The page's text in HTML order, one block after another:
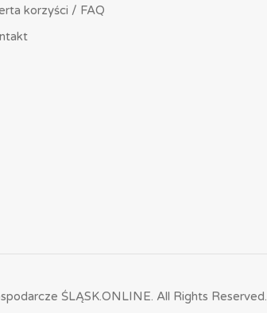
korzyści / FAQ
ŚLĄSK.ONLINE. All Rights Reserved.